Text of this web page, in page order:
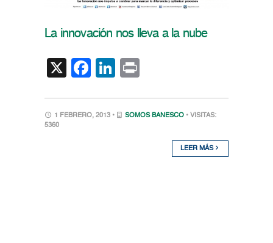
La innovación nos lleva a la nube
X Facebook
LinkedIn
1 FEBRERO, 2013 • SOMOS BANESCO • VISITAS:
5360
LEER MÁS